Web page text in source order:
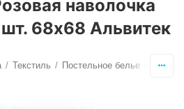
наволочка
шт. 68х68 Альвитек
/ Текстиль / Постельное белье